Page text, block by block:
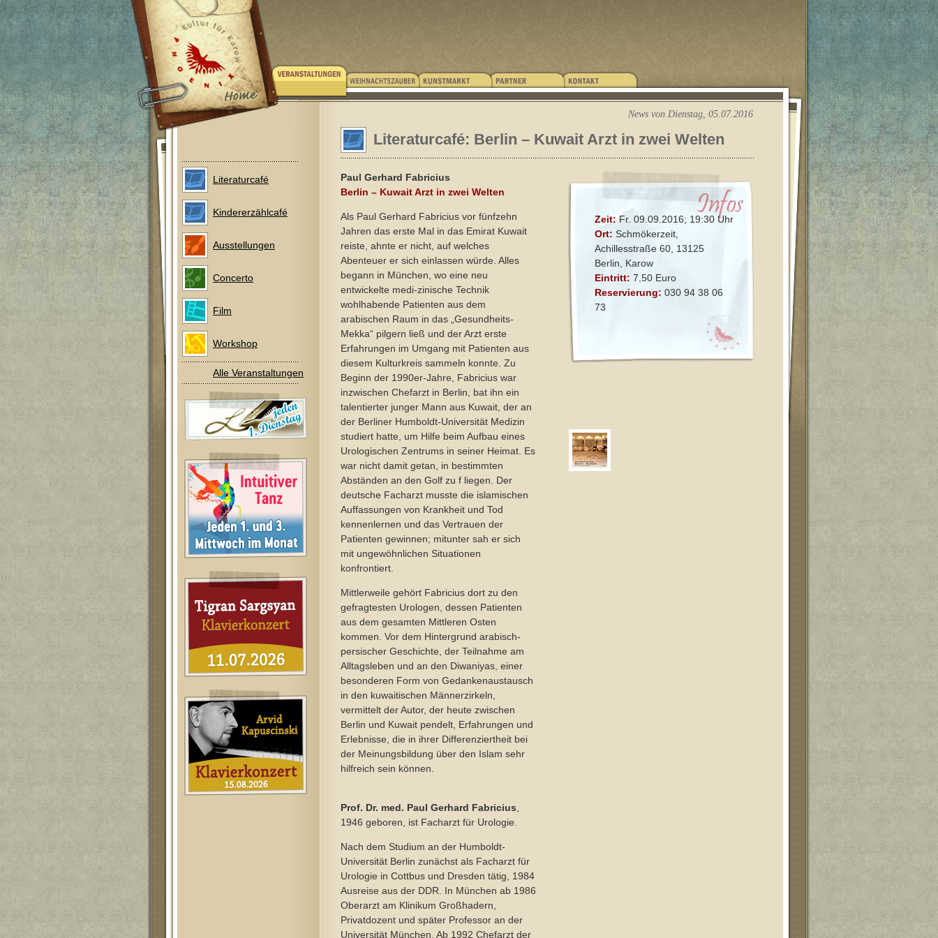
Literaturcafé
Kindererzählcafé
Ausstellungen
Concerto
Film
Workshop
Alle Veranstaltungen
News von Dienstag, 05.07.2016
Literaturcafé: Berlin – Kuwait Arzt in zwei Welten
Paul Gerhard Fabricius
Berlin – Kuwait Arzt in zwei Welten
Als Paul Gerhard Fabricius vor fünfzehn
Jahren das erste Mal in das Emirat Kuwait
reiste, ahnte er nicht, auf welches
Abenteuer er sich einlassen würde. Alles
begann in München, wo eine neu
entwickelte medi-zinische Technik
wohlhabende Patienten aus dem
arabischen Raum in das „Gesundheits-
Mekka“ pilgern ließ und der Arzt erste
Erfahrungen im Umgang mit Patienten aus
diesem Kulturkreis sammeln konnte. Zu
Beginn der 1990er-Jahre, Fabricius war
inzwischen Chefarzt in Berlin, bat ihn ein
talentierter junger Mann aus Kuwait, der an
der Berliner Humboldt-Universität Medizin
studiert hatte, um Hilfe beim Aufbau eines
Urologischen Zentrums in seiner Heimat. Es
war nicht damit getan, in bestimmten
Abständen an den Golf zu f liegen. Der
deutsche Facharzt musste die islamischen
Auffassungen von Krankheit und Tod
kennenlernen und das Vertrauen der
Patienten gewinnen; mitunter sah er sich
mit ungewöhnlichen Situationen
konfrontiert.
Mittlerweile gehört Fabricius dort zu den
gefragtesten Urologen, dessen Patienten
aus dem gesamten Mittleren Osten
kommen. Vor dem Hintergrund arabisch-
persischer Geschichte, der Teilnahme am
Alltagsleben und an den Diwaniyas, einer
besonderen Form von Gedankenaustausch
in den kuwaitischen Männerzirkeln,
vermittelt der Autor, der heute zwischen
Berlin und Kuwait pendelt, Erfahrungen und
Erlebnisse, die in ihrer Differenziertheit bei
der Meinungsbildung über den Islam sehr
hilfreich sein können.
Prof. Dr. med. Paul Gerhard Fabricius
1946 geboren, ist Facharzt für Urologie.
Nach dem Studium an der Humboldt-
Universität Berlin zunächst als Facharzt für
Urologie in Cottbus und Dresden tätig, 1984
Ausreise aus der DDR. In München ab 1986
Oberarzt am Klinikum Großhadern,
Privatdozent und später Professor an der
Universität München. Ab 1992 Chefarzt der
Zeit:Fr. 09.09.2016; 19:30 Uhr
Ort: Schmökerzeit,
Achillesstraße 60, 13125
Berlin, Karow
Eintritt: 7,50 Euro
Reservierung: 030 94 38 06
73